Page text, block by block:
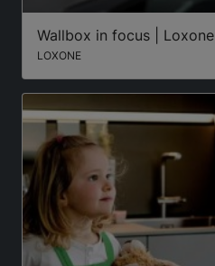
Wallbox in focus | Loxone
LOXONE